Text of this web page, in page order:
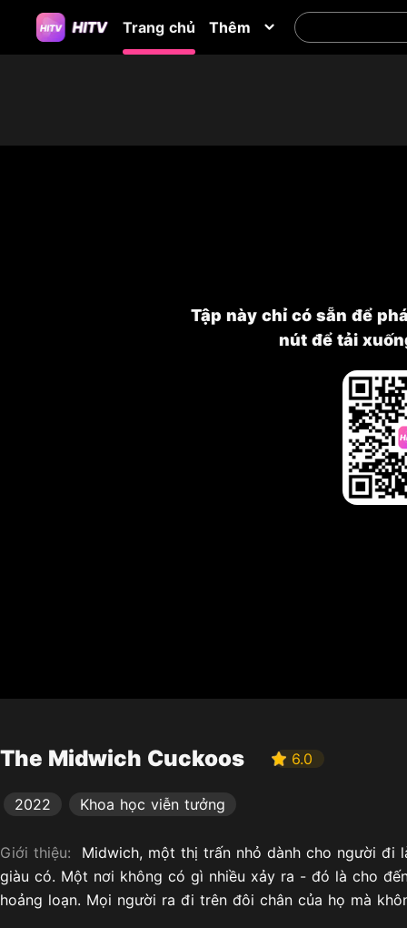
Trang chủ Thêm
Tập này chỉ có sẵn để
nút để tải
The Midwich Cuckoos 6.0
2022 Khoa học viễn tưởng
Giới thiệu: Midwich, một thị trấn nhỏ dành cho người đi
giàu có. Một nơi không có gì nhiều xảy ra - đó là cho
hoảng loạn. Mọi người ra đi trên đôi chân của họ mà